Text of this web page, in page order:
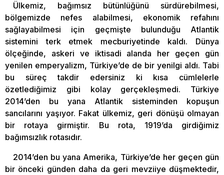
Ülkemiz, bağımsız bütünlüğünü sürdürebilmesi,
bölgemizde nefes alabilmesi, ekonomik refahını
sağlayabilmesi için geçmişte bulunduğu Atlantik
sistemini terk etmek mecburiyetinde kaldı. Dünya
ölçeğinde, askeri ve iktisadi alanda her geçen gün
yenilen emperyalizm, Türkiye’de de bir yenilgi aldı. Tabi
bu süreç takdir edersiniz ki kısa cümlelerle
özetlediğimiz gibi kolay gerçekleşmedi. Türkiye
2014’den bu yana Atlantik sisteminden kopuşun
sancılarını yaşıyor. Fakat ülkemiz, geri dönüşü olmayan
bir rotaya girmiştir. Bu rota, 1919’da girdiğimiz
bağımsızlık rotasıdır.
2014’den bu yana Amerika, Türkiye’de her geçen gün
bir önceki günden daha da geri mevziiye düşmektedir,